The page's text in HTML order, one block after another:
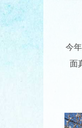
今
面